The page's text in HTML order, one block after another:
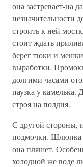
она застревает-на
незначительности
строить к ней
стоит ждать
берег тюки и
выработки.
долгими часами
паузка у камелька.
строя на полдня.
С другой стороны,
подмочки. Шлюпка
она пляшет.
холодной же воде